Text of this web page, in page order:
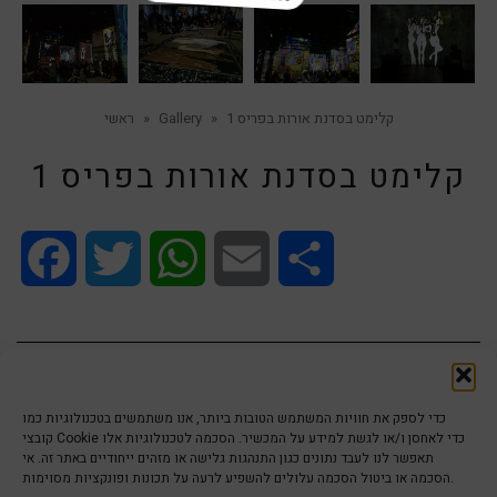
כדי לספק את חוויות המשתמש הטובות ביותר, אנו משתמשים בטכנולוגיות כמו
קובצי Cookie כדי לאחסן ו/או לגשת למידע על המכשיר. הסכמה לטכנולוגיות אלו
תאפשר לנו לעבד נתונים כגון התנהגות גלישה או מזהים ייחודיים באתר זה. אי
הסכמה או ביטול הסכמה עלולים להשפיע לרעה על תכונות ופונקציות מסוימות.
ראשי » Gallery » קלימט בסדנת אורות בפריס 1
קלימט בסדנת אורות בפריס 1
Facebook Twitter WhatsApp Email
Next »